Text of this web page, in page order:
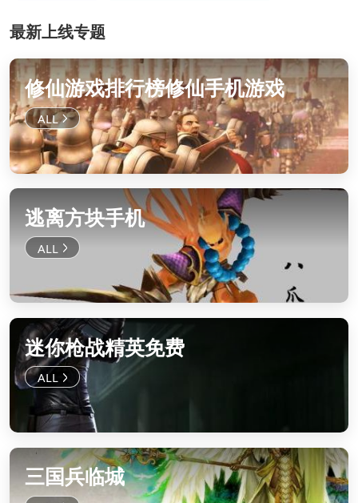
最新上线专题
修仙游戏排行榜修仙手机游戏
逃离方块手机
迷你枪战精英免费
三国兵临城